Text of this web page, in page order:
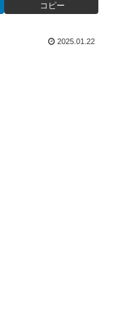
コピー
2025.01.22